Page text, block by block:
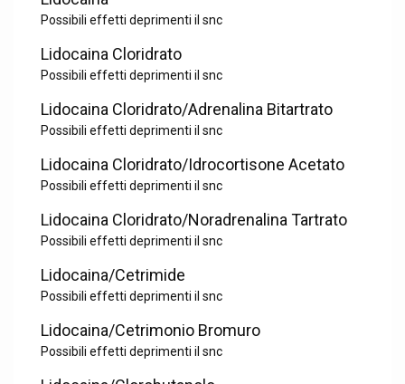
Possibili effetti deprimenti il snc
Lidocaina Cloridrato
Possibili effetti deprimenti il snc
Lidocaina Cloridrato/Adrenalina Bitartrato
Possibili effetti deprimenti il snc
Lidocaina Cloridrato/Idrocortisone Acetato
Possibili effetti deprimenti il snc
Lidocaina Cloridrato/Noradrenalina Tartrato
Possibili effetti deprimenti il snc
Lidocaina/Cetrimide
Possibili effetti deprimenti il snc
Lidocaina/Cetrimonio Bromuro
Possibili effetti deprimenti il snc